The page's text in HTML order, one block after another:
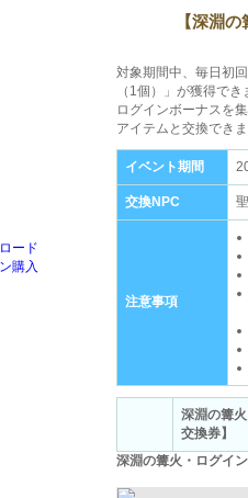
【深淵
対象期間中、毎日初
（1個）」が獲得でき
ログインボーナスを
アイテムと交換できま
イベント期間
交換NPC
注意事項
深淵の篝
交換券】
深淵の篝火・ログイ